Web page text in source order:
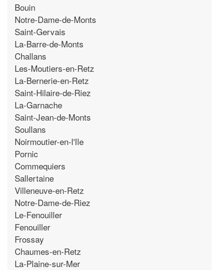
Bouin
Notre-Dame-de-Monts
Saint-Gervais
La-Barre-de-Monts
Challans
Les-Moutiers-en-Retz
La-Bernerie-en-Retz
Saint-Hilaire-de-Riez
La-Garnache
Saint-Jean-de-Monts
Soullans
Noirmoutier-en-l'Ile
Pornic
Commequiers
Sallertaine
Villeneuve-en-Retz
Notre-Dame-de-Riez
Le-Fenouiller
Fenouiller
Frossay
Chaumes-en-Retz
La-Plaine-sur-Mer